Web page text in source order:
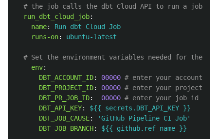
# the job calls the dbt Cloud API to run a job
run_dbt_cloud_job:
name:
Run dbt Cloud Job
runs-on: ubuntu-latest
# Set the environment variables needed for the run
env:
DBT_ACCOUNT_ID: 00000 # enter your account id
DBT_PROJECT_ID: 00000 # enter your project id
DBT_PR_JOB_ID: 00000 # enter your job id
DBT_API_KEY:
${{ secrets.DBT_API_KEY }}
DBT_JOB_CAUSE: 'GitHub Pipeline CI Job'
DBT_JOB_BRANCH: ${{ github.ref_name }}